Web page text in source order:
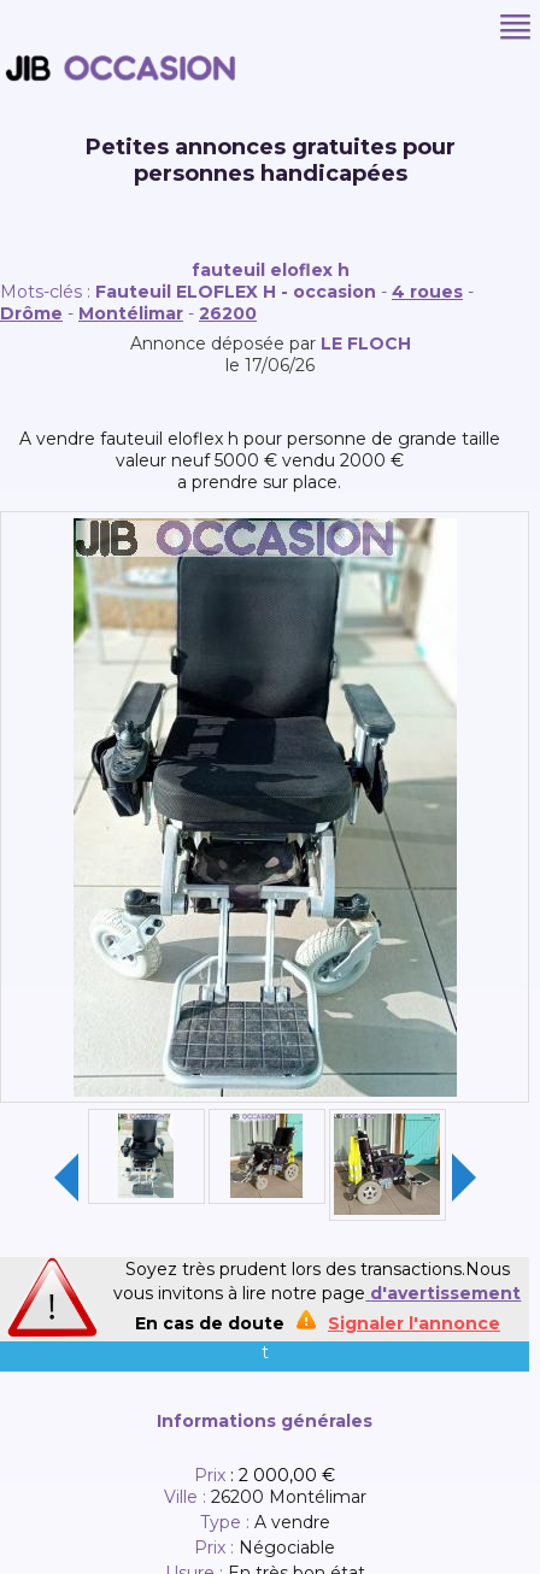
Petites annonces gratuites pour
personnes handicapées
fauteuil eloflex h
Mots-clés : Fauteuil ELOFLEX H - occasion - 4 roues -
Drôme - Montélimar - 26200
Annonce déposée par LE FLOCH
le 17/06/26
a vendre fauteuil eloflex h pour personne de grande taille
valeur neuf 5000 € vendu 2000 €
a prendre sur place.
Soyez très prudent lors des transactions.Nous
vous invitons à lire notre page d'avertissement
En cas de doute
Signaler l'annonce
t
Informations générales
Prix :2 000,00 €
Ville : 26200 Montélimar
Type : A vendre
Prix : Négociable